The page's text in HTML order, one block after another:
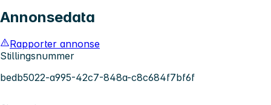
Annonsedata
Rapporter annonse
Stillingsnummer
bedb5022-a995-42c7-848a-c8c684f7bf6f